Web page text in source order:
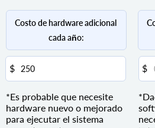
Costo de hardware adicional
cada año:
*Es probable que necesite
hardware nuevo o mejorado
para ejecutar el sistema